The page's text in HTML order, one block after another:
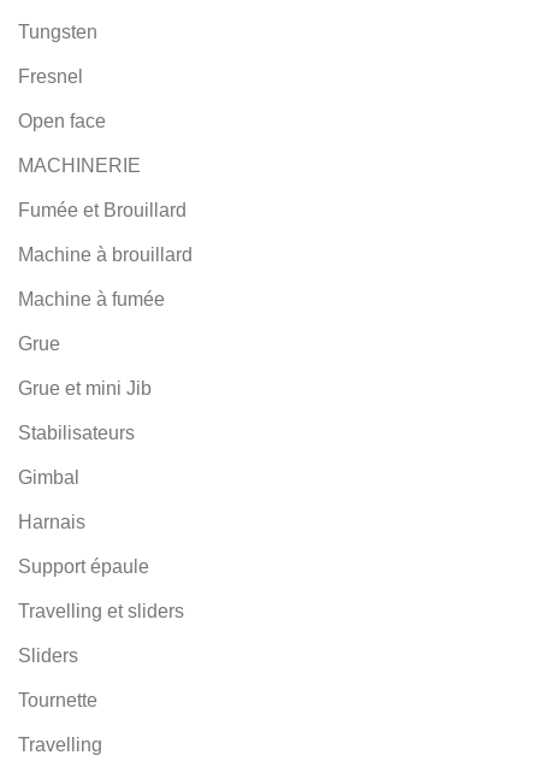
Tungsten
Fresnel
Open face
MACHINERIE
Fumée et Brouillard
Machine à brouillard
Machine à fumée
Grue
Grue et mini Jib
Stabilisateurs
Gimbal
Harnais
Support épaule
Travelling et sliders
Sliders
Tournette
Travelling